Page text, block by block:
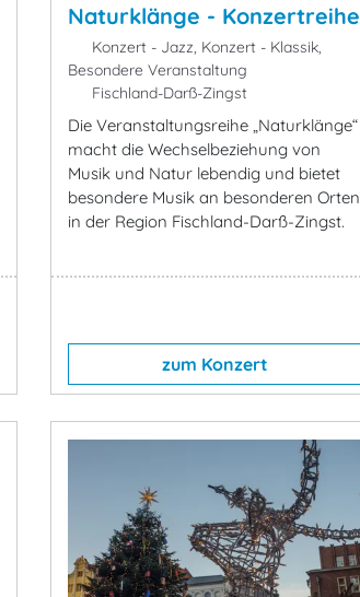
Naturklänge - Konzertreihe
Konzert - Jazz, Konzert - Klassik,
Besondere Veranstaltung
Fischland-Darß-Zingst
Die Veranstaltungsreihe „Naturklänge“
macht die Wechselbeziehung von
Musik und Natur lebendig und bietet
besondere Musik an besonderen Orten
in der Region Fischland-Darß-Zingst.
zum Konzert